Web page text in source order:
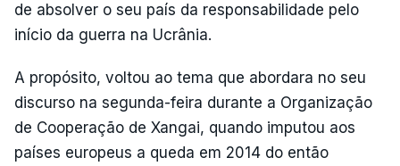
de absolver o seu país da responsabilidade pelo
início da guerra na Ucrânia.
A propósito, voltou ao tema que abordara no seu
discurso na segunda-feira durante a Organização
de Cooperação de Xangai, quando imputou aos
países europeus a queda em 2014 do então